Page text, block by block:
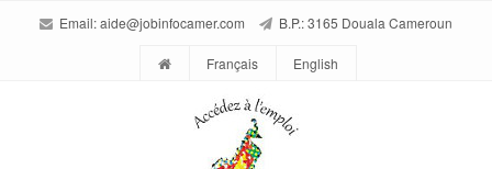
Email:aide@jobinfocamer.com B.P.: 3165 Douala Cameroun
Français English